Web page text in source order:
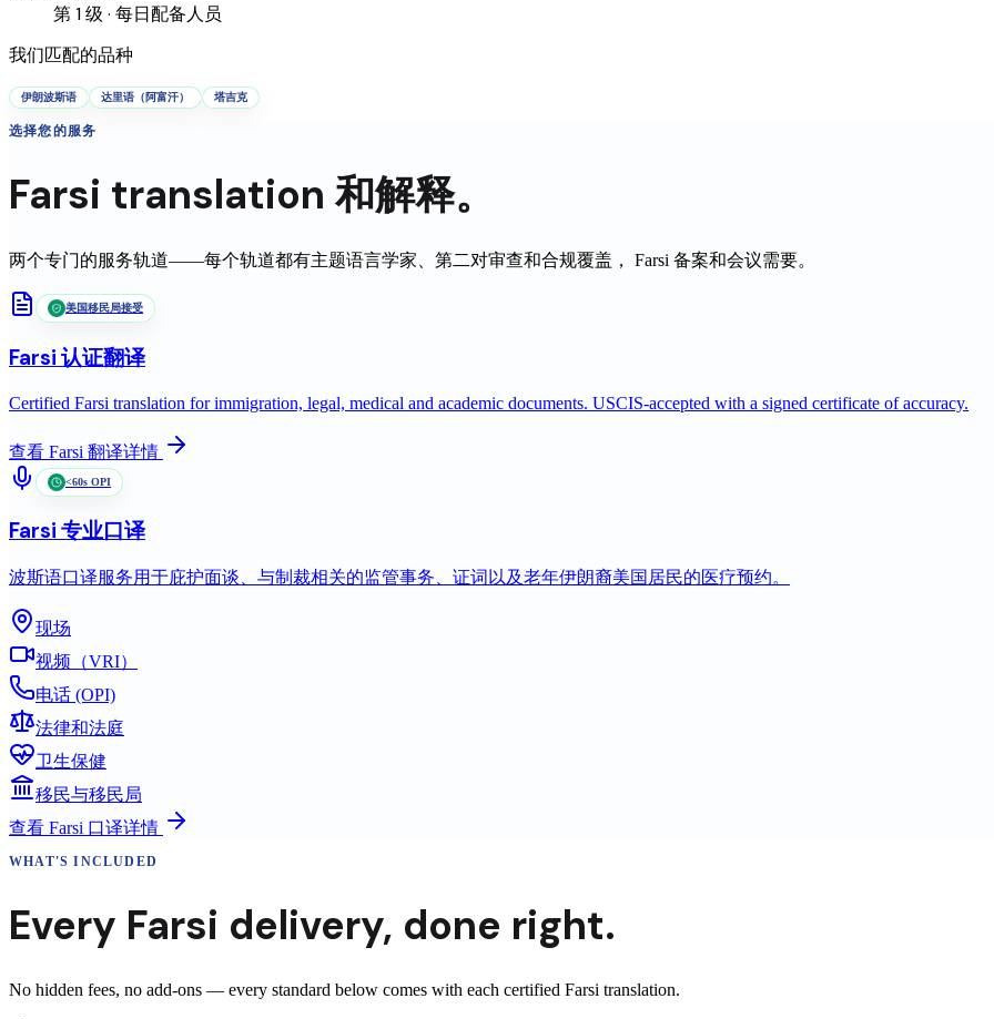
第 1 级 · 每日配备人员
我们匹配的品种
伊朗波斯语 达里语（阿富汗） 塔吉克
选择您的服务
Farsi translation和解释。
两个专门的服务轨道——每个轨道都有主题语言学家、第二对审查和合规覆盖， Farsi 备案和会议需要。
美国移民局接受
Farsi 认证翻译
Certified Farsi translation for immigration, legal, medical and academic documents. USCIS-accepted with a signed certificate of accuracy.
查看 Farsi 翻译详情
<60s OPI
Farsi 专业口译
波斯语口译服务用于庇护面谈、与制裁相关的监管事务、证词以及老年伊朗裔美国居民的医疗预约。
现场
视频（VRI）
电话 (OPI)
法律和法庭
卫生保健
移民与移民局
查看 Farsi 口译详情
WHAT'S INCLUDED
Every Farsi delivery, done right.
No hidden fees, no add-ons — every standard below comes with each certified Farsi translation.